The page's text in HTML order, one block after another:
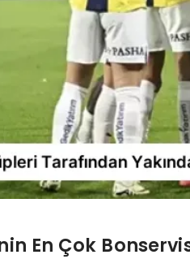
En Çok